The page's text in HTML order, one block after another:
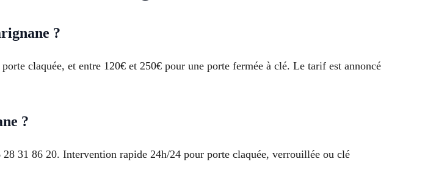
?
claquée, et entre 120€ et 250€ pour une porte fermée à clé. Le tarif est annoncé
?
31 86 20. Intervention rapide 24h/24 pour porte claquée, verrouillée ou clé